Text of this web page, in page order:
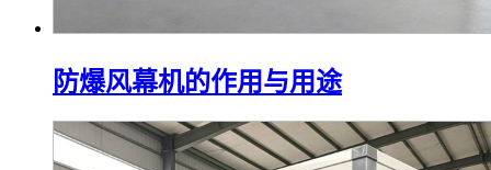
防爆风幕机的作用与用途